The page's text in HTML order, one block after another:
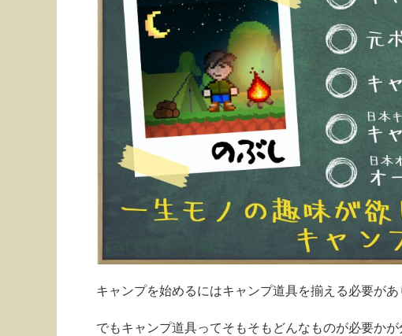
キャンプを始めるにはキャンプ道具を揃える必要があ
でもキャンプ道具ってそもそもどんなものが必要か